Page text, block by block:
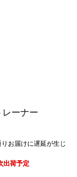
ーナー
お届けに遅延が生じ
出荷予定